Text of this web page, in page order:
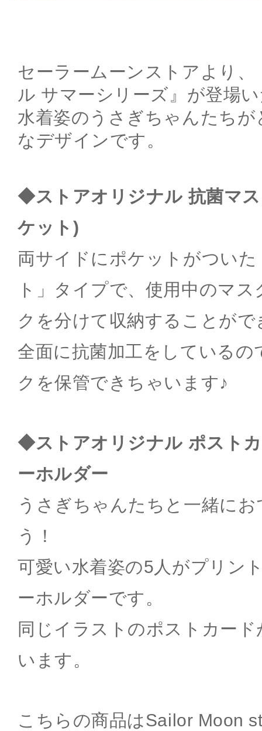
セーラームーンストアより
ル サマーシリーズ』が登場
水着姿のうさぎちゃんたち
なデザインです。
◆ストアオリジナル 抗菌マ
ケット)
両サイドにポケットがつい
ト」タイプで、使用中のマ
クを分けて収納することがで
全面に抗菌加工をしているの
クを保管できちゃいます♪
◆ストアオリジナル ポスト
ーホルダー
うさぎちゃんたちと一緒に
う！
可愛い水着姿の5人がプリン
ーホルダーです。
同じイラストのポストカー
います。
こちらの商品はSailor Moon